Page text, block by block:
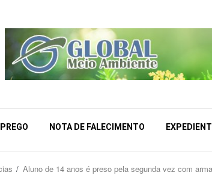
NOTA DE FALECIMENTO
Aluno de 14 anos é preso pela segunda vez com